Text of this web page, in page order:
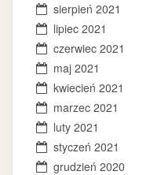
sierpień 2021
lipiec 2021
czerwiec 2021
maj 2021
kwiecień 2021
marzec 2021
luty 2021
styczeń 2021
grudzień 2020